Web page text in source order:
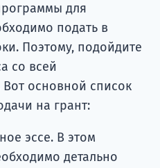
для
подать в
Поэтому, подойдите
со всей
Вот основной список
на грант:
эссе. В этом
детально